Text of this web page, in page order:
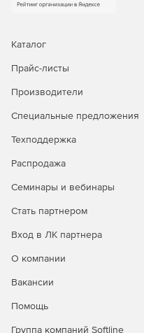
Оценка
не имеющих прав
помощью
Сбор сообщений из
Создание
VPN-устройствах.
Каталог
Прайс-листы
Производители
Специальные предложения
Техподдержка
Распродажа
Семинары и вебинары
Стать партнером
Вход в ЛК партнера
О компании
Вакансии
Помощь
Группа компаний Softline